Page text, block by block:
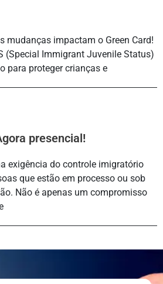
mudanças impactam o Green Card!
(Special Immigrant Juvenile Status)
para proteger crianças e
presencial!
exigência do controle imigratório
que estão em processo ou sob
Não é apenas um compromisso